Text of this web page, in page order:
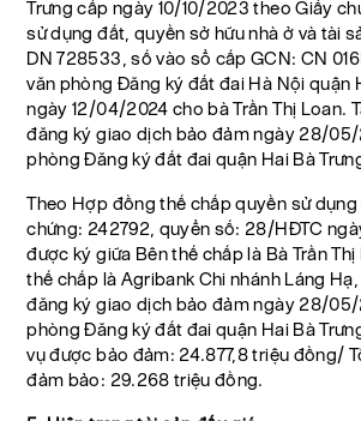
Trưng cấp ngày 10/10/2023 theo Giấy
sử dụng đất, quyền sở hữu nhà ở và tài
DN 728533, số vào sổ cấp GCN: CN
văn phòng Đăng ký đất đai Hà Nội quận
ngày 12/04/2024 cho bà Trần Thị Loan.
đăng ký giao dịch bảo đảm ngày 28/05/
phòng Đăng ký đất đai quận Hai Bà
Theo Hợp đồng thế chấp quyền sử
chứng: 242792, quyển số: 28/HĐTC
được ký giữa Bên thế chấp là Bà Trần Thị
thế chấp là Agribank Chi nhánh Láng
đăng ký giao dịch bảo đảm ngày 28/05/
phòng Đăng ký đất đai quận Hai Bà
vụ được bảo đảm: 24.877,8 triệu đồng/
đảm bảo: 29.268 triệu đồng.